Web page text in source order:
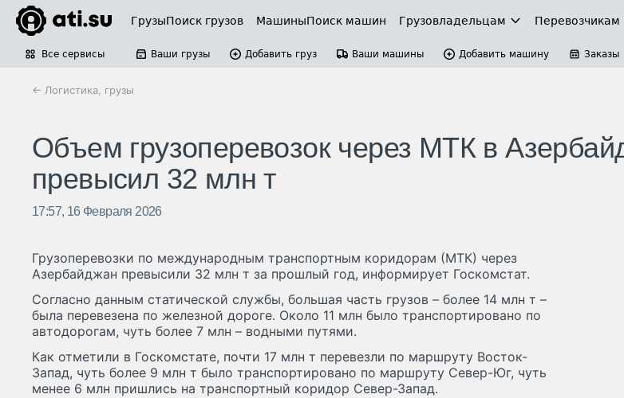
ГрузыПоиск грузов МашиныПоиск машин Грузовладельцам Перевозчикам
Все сервисы Ваши грузы Добавить груз Ваши машины Добавить машину Заказы
← Логистика, грузы
Объем грузоперевозок через МТК в
превысил 32 млн т
17:57, 16 Февраля 2026
Грузоперевозки по международным транспортным коридорам (МТК) через
Азербайджан превысили 32 млн т за прошлый год, информирует Госкомстат.
Согласно данным статической службы, большая часть грузов – более 14 млн т –
была перевезена по железной дороге. Около 11 млн было транспортировано по
автодорогам, чуть более 7 млн – водными путями.
Как отметили в Госкомстате, почти 17 млн т перевезли по маршруту Восток-
Запад, чуть более 9 млн т было транспортировано по маршруту Север-Юг, чуть
менее 6 млн пришлись на транспортный коридор Север-Запад.